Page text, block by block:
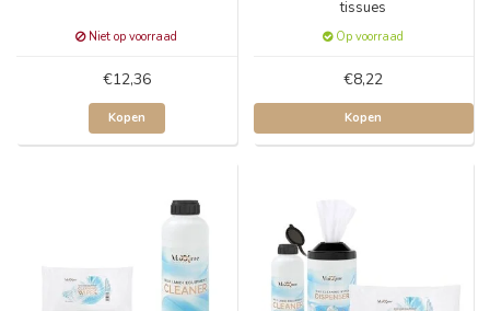
Niet op voorraad
€12,36
Kopen
tissues
Op voorraad
€8,22
Kopen